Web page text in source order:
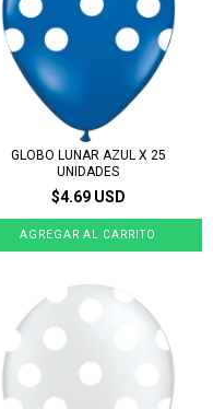
GLOBO LUNAR AZUL X 25
UNIDADES
$4.69 USD